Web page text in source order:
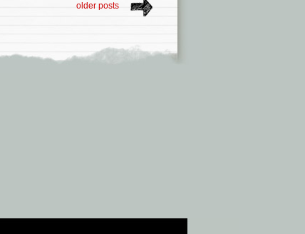
older posts